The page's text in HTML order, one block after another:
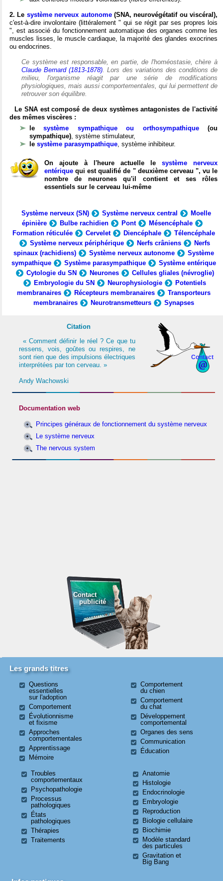
2. Le système nerveux autonome(SNA, neurovégétatif ou viscéral),
c'est-à-dire involontaire (littéralement " qui se régit par ses propres lois
", est associé du fonctionnement automatique des organes comme les
muscles lisses, le muscle cardiaque, la majorité des glandes exocrines
ou endocrines.
Ce système est responsable, en partie, de l'homéostasie, chère à
Claude Bernard (1813-1878). Lors des variations des conditions de
milieu, l'organisme réagit par une série de modifications
physiologiques, mais aussi comportementales, qui lui permettent de
retrouver son équilibre.
Le SNA est composé de deux systèmes antagonistes de l'activité
des mêmes viscères :
lesystème sympathique ou orthosympathique(ou
sympathique), système stimulateur,
le système parasympathique, système inhibiteur.
On ajoute à l'heure actuelle le système nerveux
entérique qui est qualifié de " deuxième cerveau ", vu le
nombre de neurones qu'il contient et ses rôles
essentiels sur le cerveau lui-même
Système nerveux (SN) Système nerveux central
Moelle
épinière
Bulbe rachidien Pont
Mésencéphale
Formation réticulée
Cervelet Diencéphale
Télencéphale
Système nerveux périphérique
Nerfs crâniens
Nerfs
spinaux (rachidiens)
Système nerveux autonome
Système
sympathique
Système parasympathique
Système entérique
Cytologie du SN
Neurones
Cellules gliales (névroglie)
Embryologie du SN
Neurophysiologie
Potentiels
membranaires
Récepteurs membranaires
Transporteurs
membranaires
Neurotransmetteurs Synapses
Contact
Citation
« Comment définir le réel ? Ce que tu
ressens, vois, goûtes ou respires, ne
sont rien que des impulsions électriques
interprétées par ton cerveau. »
Andy Wachowski
Documentation web
Principes généraux de fonctionnement du système nerveux
Le système nerveux
The nervous system
Contact
publicité
Les grands titres
Questions
essentielles
sur l'adoption
Comportement
Évolutionnisme
et fixisme
Approches
comportementales
Apprentissage
Mémoire
Comportement
du chien
Comportement
du chat
Développement
comportemental
Organes des sens
Communication
Éducation
Troubles
comportementaux
Psychopathologie
Processus
pathologiques
États
pathologiques
Thérapies
Traitements
Anatomie
Histologie
Endocrinologie
Embryologie
Reproduction
Biologie cellulaire
Biochimie
Modèle standard
des particules
Gravitation et
Big Bang